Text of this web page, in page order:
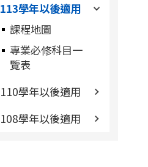
113學年以後適用
課程地圖
專業必修科目一
覽表
110學年以後適用
108學年以後適用